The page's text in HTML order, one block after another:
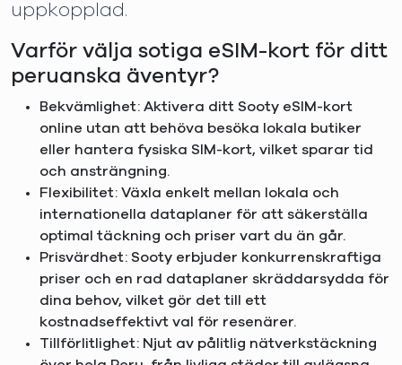
uppkopplad.
Varför välja sotiga eSIM-kort för ditt
peruanska äventyr?
Bekvämlighet: Aktivera ditt Sooty eSIM-kort
online utan att behöva besöka lokala butiker
eller hantera fysiska SIM-kort, vilket sparar tid
och ansträngning.
Flexibilitet: Växla enkelt mellan lokala och
internationella dataplaner för att säkerställa
optimal täckning och priser vart du än går.
Prisvärdhet: Sooty erbjuder konkurrenskraftiga
priser och en rad dataplaner skräddarsydda för
dina behov, vilket gör det till ett
kostnadseffektivt val för resenärer.
Tillförlitlighet: Njut av pålitlig nätverkstäckning